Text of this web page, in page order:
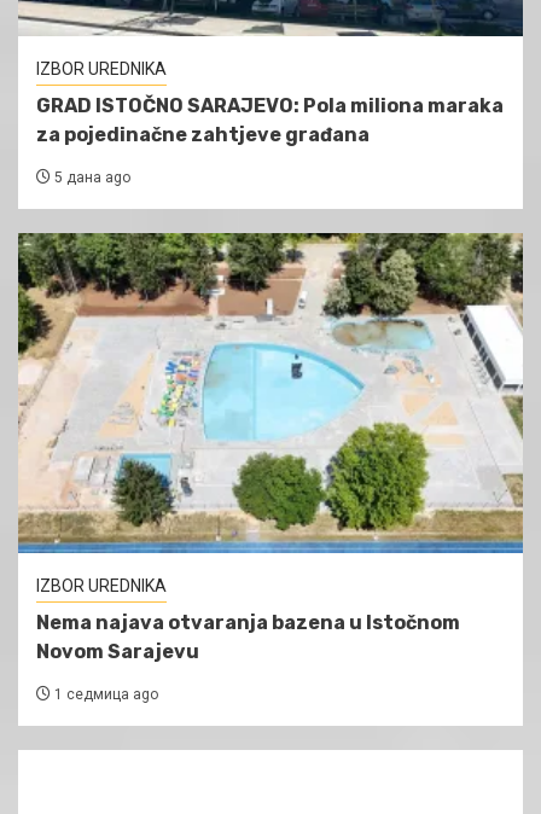
IZBOR UREDNIKA
GRAD ISTOČNO SARAJEVO: Pola miliona maraka
za pojedinačne zahtjeve građana
5 дана ago
IZBOR UREDNIKA
Nema najava otvaranja bazena u Istočnom
Novom Sarajevu
1 седмица ago